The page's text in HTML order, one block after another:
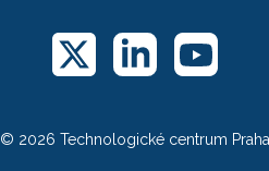
© 2026 Technologické centrum Praha